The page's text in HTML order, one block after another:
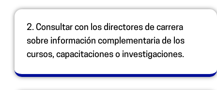
2. Consultar con los directores de carrera
sobre información complementaria de los
cursos, capacitaciones o investigaciones.